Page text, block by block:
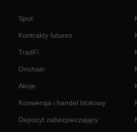
Spot
Kontrakty futures
TradFi
Onchain
Akcje
Konwersja i handel blokowy
Depozyt zabezpieczający